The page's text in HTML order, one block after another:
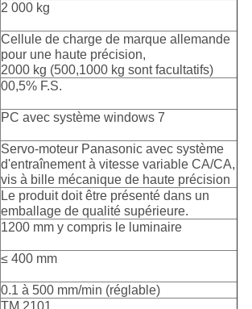
2 000 kg
Cellule de charge de marque allemande
pour une haute précision,
2000 kg (500,1000 kg sont facultatifs)
00,5% F.S.
PC avec système windows 7
Servo-moteur Panasonic avec système
d'entraînement à vitesse variable CA/CA,
vis à bille mécanique de haute précision
Le produit doit être présenté dans un
emballage de qualité supérieure.
1200 mm y compris le luminaire
≤ 400 mm
0.1 à 500 mm/min (réglable)